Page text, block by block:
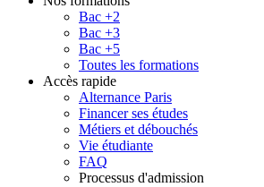
Bac +2
Bac +3
Bac +5
Toutes les formations
Accès rapide
Alternance Paris
Financer ses études
Métiers et débouchés
Vie étudiante
FAQ
Processus d'admission